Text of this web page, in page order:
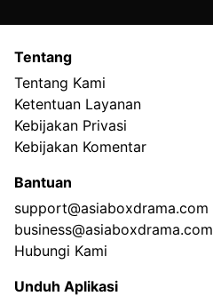
Tentang
Tentang Kami
Ketentuan Layanan
Kebijakan Privasi
Kebijakan Komentar
Bantuan
support@asiaboxdrama.com
business@asiaboxdrama.com
Hubungi Kami
Unduh Aplikasi